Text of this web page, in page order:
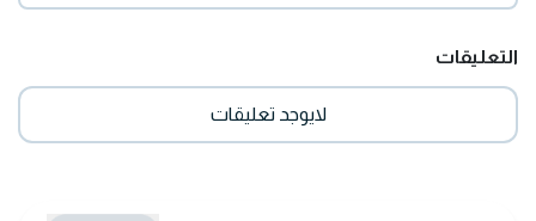
التعليقات
لايوجد تعليقات